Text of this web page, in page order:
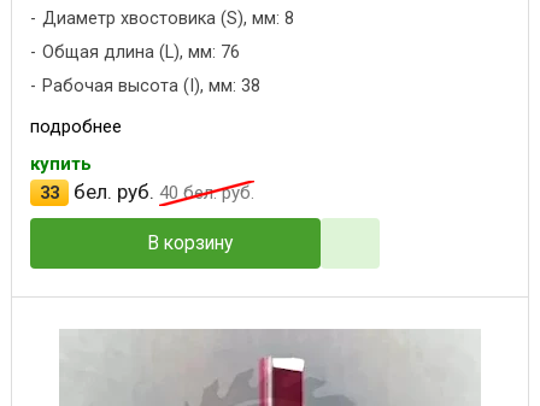
Диаметр хвостовика (S), мм: 8
Общая длина (L), мм: 76
Рабочая высота (I), мм: 38
подробнее
купить
33
бел. руб. 40бел. руб.
В корзину